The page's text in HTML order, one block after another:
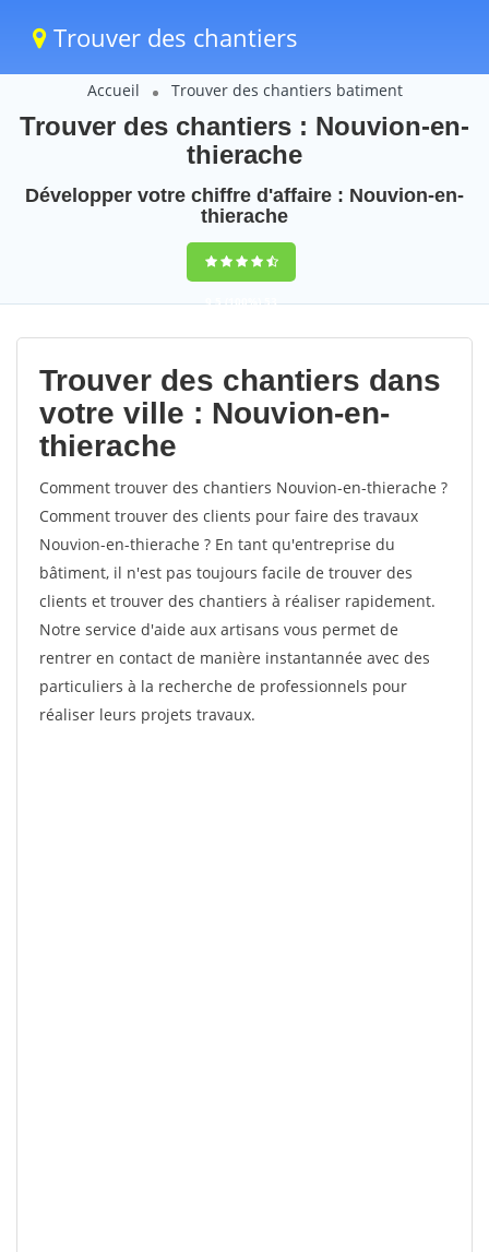
Trouver des chantiers
Accueil Trouver des chantiers batiment
Trouver des chantiers : Nouvion-en-
thierache
Développer votre chiffre d'affaire : Nouvion-en-
thierache
9,5(100%)53
votes
Trouver des chantiers dans
votre ville : Nouvion-en-
thierache
Comment trouver des chantiers Nouvion-en-thierache ?
Comment trouver des clients pour faire des travaux
Nouvion-en-thierache ? En tant qu'entreprise du
bâtiment, il n'est pas toujours facile de trouver des
clients et trouver des chantiers à réaliser rapidement.
Notre service d'aide aux artisans vous permet de
rentrer en contact de manière instantannée avec des
particuliers à la recherche de professionnels pour
réaliser leurs projets travaux.